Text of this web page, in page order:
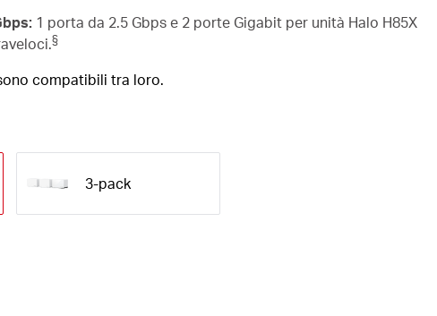
1 porta da 2.5 Gbps e 2 porte Gigabit per unità Halo H85X
§
compatibili tra loro.
3-pack